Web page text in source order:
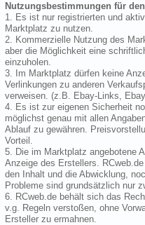
Nutzungsbestimmungen für
1. Es ist nur registrierten und
Marktplatz zu nutzen.
2. Kommerzielle Nutzung des
aber die Möglichkeit eine
einzuholen.
3. Im Marktplatz dürfen keine
Verlinkungen zu anderen
verweisen. (z.B. Ebay-Links,
4. Es ist zur eigenen Sicherheit
möglichst genau mit allen
Ablauf zu gewähren.
Vorteil.
5. Die im Marktplatz angebotene
Anzeige des Erstellers.
den Inhalt und die Abwicklung,
Probleme sind grundsätzlich nur
6. RCweb.de behält sich das
v.g. Regeln verstoßen, ohne
Ersteller zu ermahnen.